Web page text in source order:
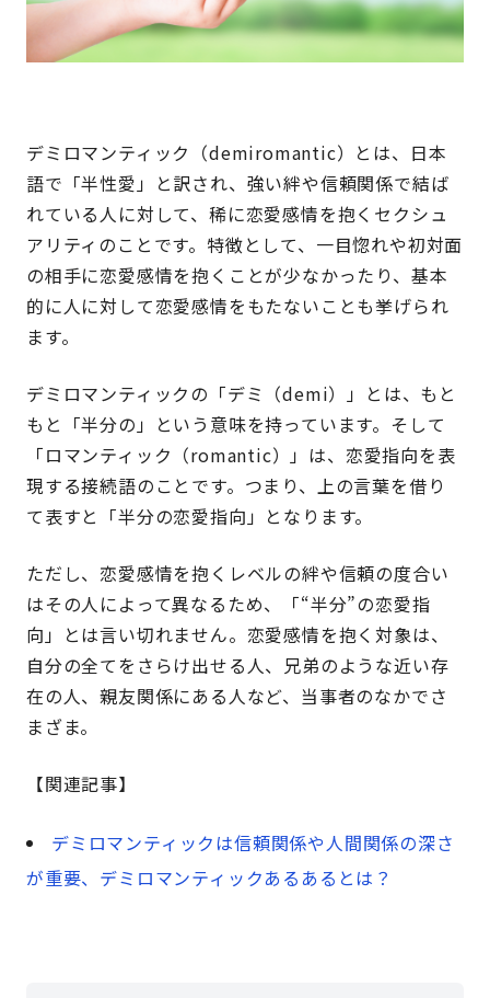
デミロマンティック（demiromantic）とは、日本
語で「半性愛」と訳され、強い絆や信頼関係で結ば
れている人に対して、稀に恋愛感情を抱くセクシュ
アリティのことです。特徴として、一目惚れや初対面
の相手に恋愛感情を抱くことが少なかったり、基本
的に人に対して恋愛感情をもたないことも挙げられ
ます。
デミロマンティックの「デミ（demi）」とは、もと
もと「半分の」という意味を持っています。そして
「ロマンティック（romantic）」は、恋愛指向を表
現する接続語のことです。つまり、上の言葉を借り
て表すと「半分の恋愛指向」となります。
ただし、恋愛感情を抱くレベルの絆や信頼の度合い
はその人によって異なるため、「“半分”の恋愛指
向」とは言い切れません。恋愛感情を抱く対象は、
自分の全てをさらけ出せる人、兄弟のような近い存
在の人、親友関係にある人など、当事者のなかでさ
まざま。
【関連記事】
デミロマンティックは信頼関係や人間関係の深さ
が重要、デミロマンティックあるあるとは？